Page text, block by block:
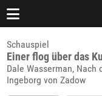
Schauspiel
Einer flog über das
Dale Wasserman, Nach
Ingeborg von Zadow